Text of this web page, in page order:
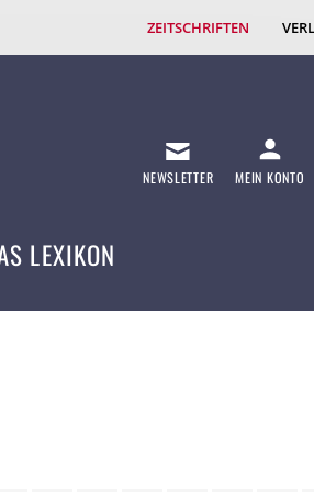
ZEITSCHRIFTEN
NEWSLETTER MEIN KONTO
LEXIKON